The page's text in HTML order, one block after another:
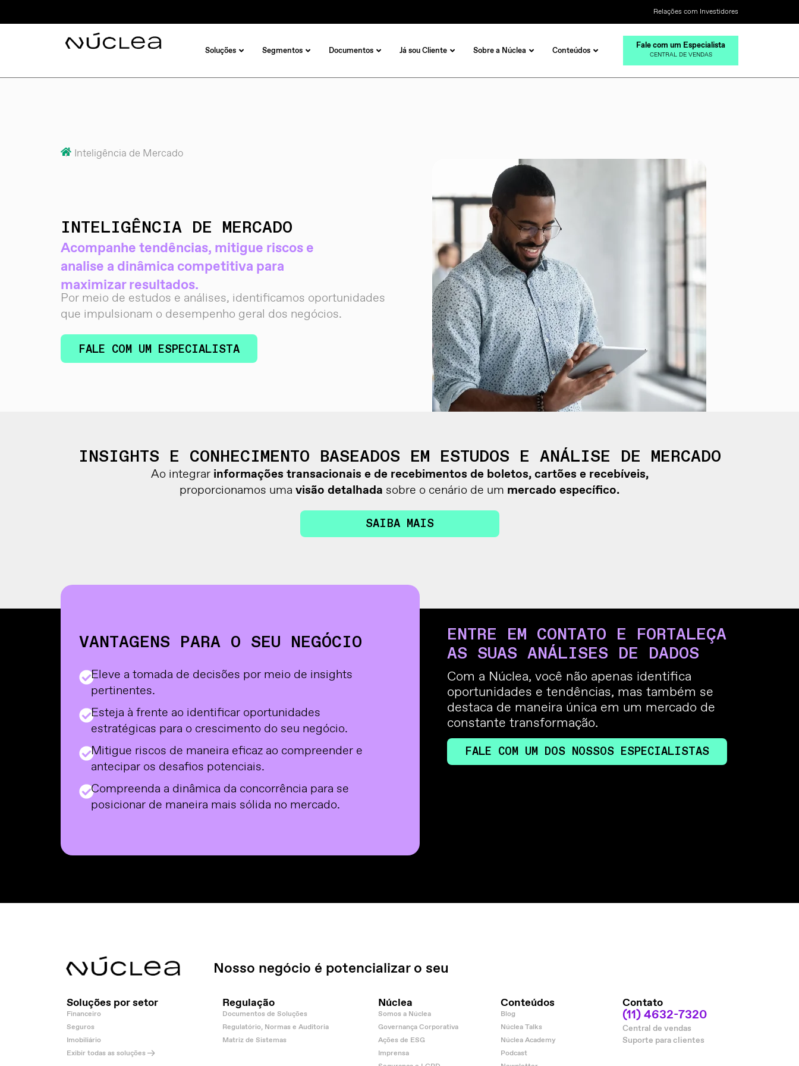
Relações com Investidores
Soluções Segmentos Documentos Já sou Cliente Sobre a Núclea Conteúdos Fale com um Especialista
CENTRAL DE VENDAS
/ Inteligência de Mercado
INTELIGÊNCIA DE MERCADO
Acompanhe tendências, mitigue riscos e
analise a dinâmica competitiva para
maximizar resultados.
Por meio de estudos e análises, identificamos oportunidades
que impulsionam o desempenho geral dos negócios.
FALE COM UM ESPECIALISTA
INSIGHTS E CONHECIMENTO BASEADOS EM ESTUDOS E ANÁLISE DE MERCADO
Ao integrar informações transacionais e de recebimentos de boletos, cartões e recebíveis,
proporcionamos uma visão detalhada sobre o cenário de um mercado específico.
SAIBA MAIS
VANTAGENS PARA O SEU NEGÓCIO
Eleve a tomada de decisões por meio de insights
pertinentes.
Esteja à frente ao identificar oportunidades
estratégicas para o crescimento do seu negócio.
Mitigue riscos de maneira eficaz ao compreender e
antecipar os desafios potenciais.
Compreenda a dinâmica da concorrência para se
posicionar de maneira mais sólida no mercado.
ENTRE EM CONTATO E FORTALEÇA
AS SUAS ANÁLISES DE DADOS
Com a Núclea, você não apenas identifica
oportunidades e tendências, mas também se
destaca de maneira única em um mercado de
constante transformação.
FALE COM UM DOS NOSSOS ESPECIALISTAS
Nosso negócio é potencializar o seu
Soluções por setor
Financeiro
Seguros
Imobiliário
Exibir todas as soluções
Regulação
Documentos de Soluções
Regulatório, Normas e Auditoria
Matriz de Sistemas
Núclea
Somos a Núclea
Governança Corporativa
Ações de ESG
Imprensa
Conteúdos
Blog
Núclea Talks
Núclea Academy
Podcast
Contato
(11) 4632-7320
Central de vendas
Suporte para clientes